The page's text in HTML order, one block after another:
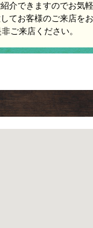
介できますのでお気
てお客様のご来店を
ご来店ください。